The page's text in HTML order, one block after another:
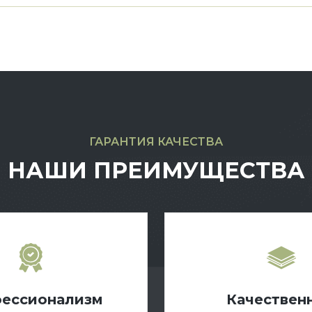
ГАРАНТИЯ КАЧЕСТВА
НАШИ ПРЕИМУЩЕСТВА